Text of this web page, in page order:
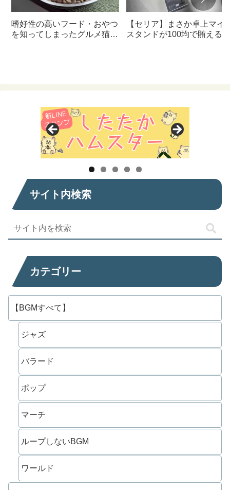
嗜好性の高いフード・おやつ
を知ってしまったグルメ猫の
【セリア】まさか卓上マイ
スタンドが100均で賄えるな
サイト内検索
カテゴリー
【BGMすべて】
ジャズ
バラード
ポップ
マーチ
ループしないBGM
ワールド